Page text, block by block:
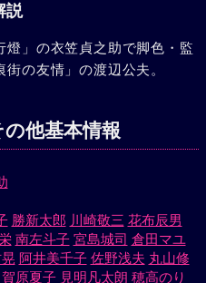
婚に失敗した光起は悶悶の日
た。その席へ出刃を持った愛
気持を誤解したらしく、い
明日は二人で箱根に行くと
ら夏子は寂しく息絶えた。
説
燈」の衣笠貞之助で脚色・監
の友情」の渡辺公夫。
他基本情報
勝新太郎 川崎敬三 花布辰男
南左斗子 宮島城司 倉田マユ
阿井美千子 佐野浅夫 丸山修
賀原夏子 見明凡太朗 穂高のり